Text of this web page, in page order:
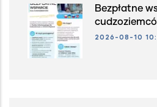
Bezpłatne
2026-08-10